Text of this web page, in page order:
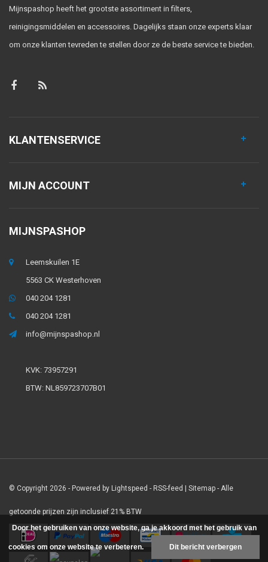
Mijnspashop heeft het grootste assortiment in filters,
reinigingsmiddelen en accessoires. Dagelijks staan onze experts klaar
om onze klanten tevreden te stellen door ze de beste service te bieden.
KLANTENSERVICE
MIJN ACCOUNT
MIJNSPASHOP
Leemskuilen 1E
5563 CK Westerhoven
040 204 1281
040 204 1281
info@mijnspashop.nl
KVK: 73957291
BTW: NL859723707B01
© Copyright 2026 - Powered by Lightspeed - RSS-feed | Sitemap - Alle
getoonde prijzen zijn inclusief 21% BTW
Door het gebruiken van onze website, ga je akkoord met het gebruik van
cookies om onze website te verbeteren. Dit bericht verbergen